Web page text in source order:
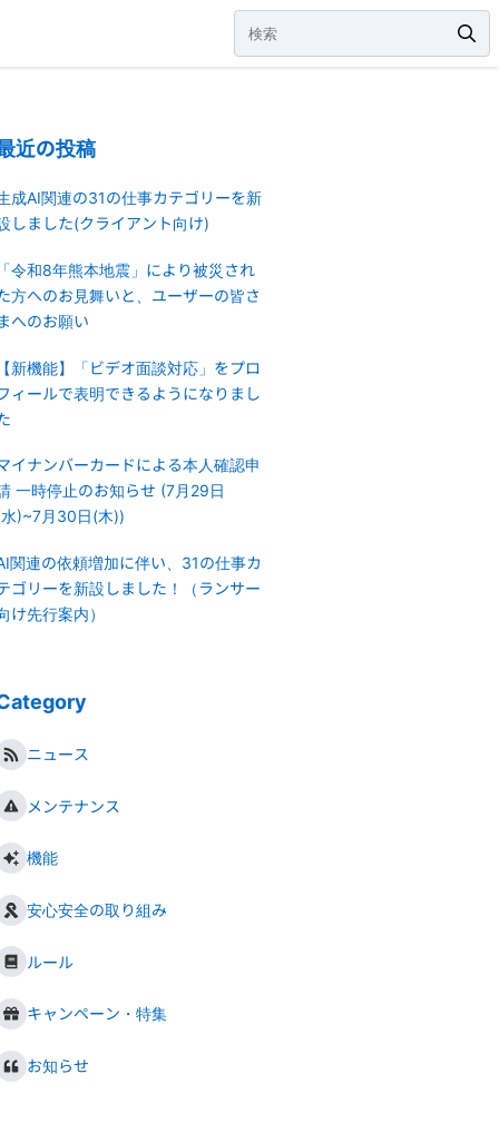
近の投稿
成AI関連の31の仕事カテゴリーを新
しました(クライアント向け)
令和8年熊本地震」により被災され
方へのお見舞いと、ユーザーの皆さ
へのお願い
新機能】「ビデオ面談対応」をプロ
ィールで表明できるようになりまし
イナンバーカードによる本人確認申
一時停止のお知らせ (7月29日
)~7月30日(木))
関連の依頼増加に伴い、31の仕事カ
ゴリーを新設しました！（ランサー
け先行案内）
ニュース
メンテナンス
機能
安心安全の取り組み
ルール
キャンペーン・特集
お知らせ